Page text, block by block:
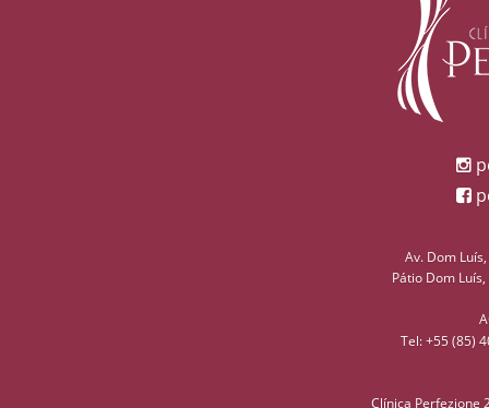
Av. Dom
Pátio Dom
Tel: +55 (85)
Clínica Perfezione